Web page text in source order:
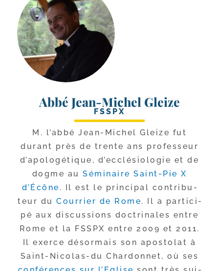
Abbé Jean-Michel Gleize
FSSPX
M. l’ab­bé Jean-​Michel Gleize fut
durant près de trente ans pro­fes­seur
d’a­po­lo­gé­tique, d’ec­clé­sio­lo­gie et de
dogme au Séminaire Saint-​Pie X
d’Écône . Il est le prin­ci­pal contri­bu­
teur du Courrier de Rome. Il a par­ti­ci­
pé aux dis­cus­sions doc­tri­nales entre
Rome et la FSSPX entre 2009 et 2011.
Il exerce désor­mais son apos­to­lat à
Saint-​Nicolas-​du Chardonnet, où ses